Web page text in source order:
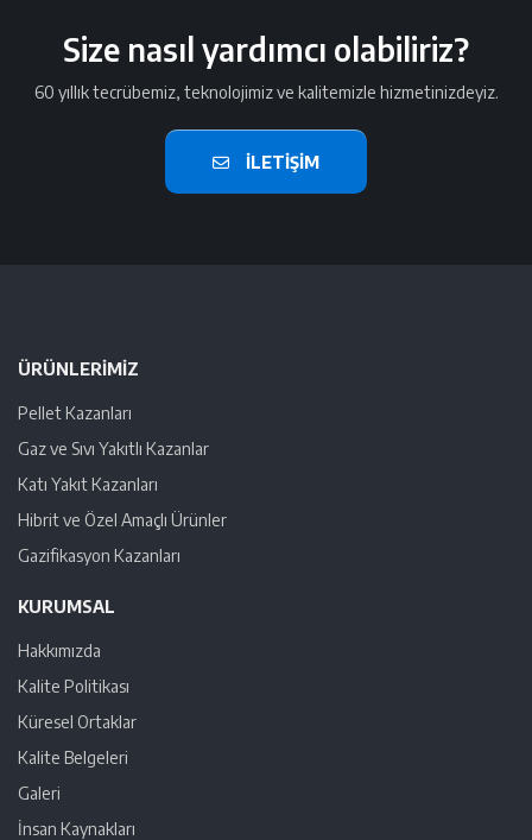
Size nasıl yardımcı olabiliriz?
60 yıllık tecrübemiz, teknolojimiz ve kalitemizle hizmetinizdeyiz.
İLETIŞIM
ÜRÜNLERIMIZ
Pellet Kazanları
Gaz ve Sıvı Yakıtlı Kazanlar
Katı Yakıt Kazanları
Hibrit ve Özel Amaçlı Ürünler
Gazifikasyon Kazanları
KURUMSAL
Hakkımızda
Kalite Politikası
Küresel Ortaklar
Kalite Belgeleri
Galeri
İnsan Kaynakları